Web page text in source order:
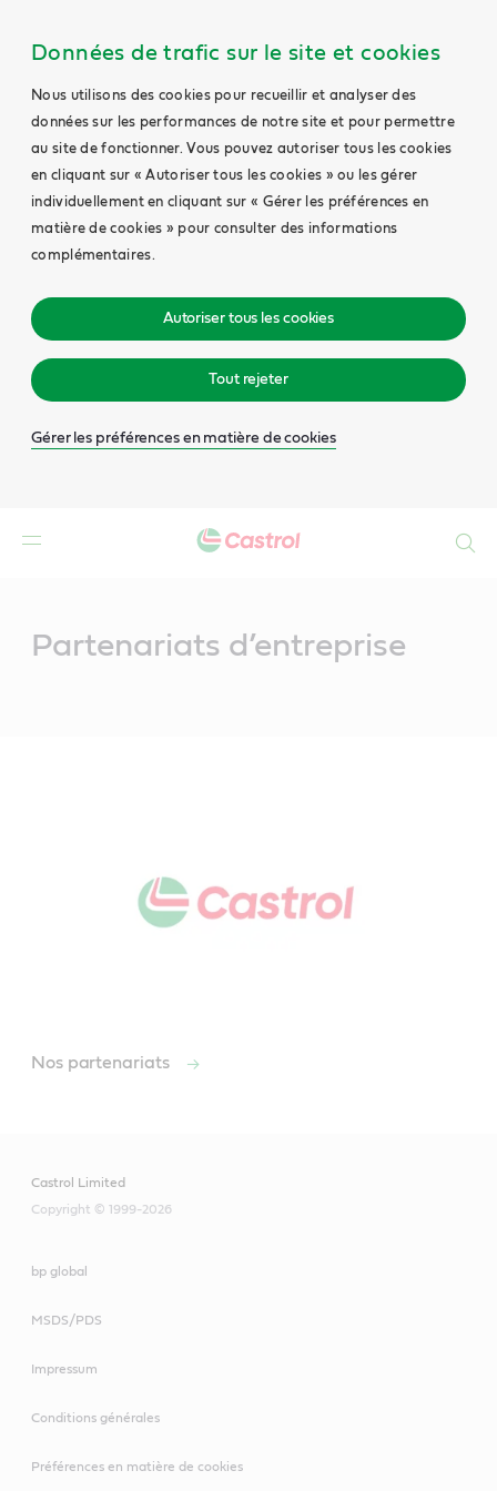
Données de trafic sur le site et cookies
Nous utilisons des cookies pour recueillir et analyser des
données sur les performances de notre site et pour permettre
au site de fonctionner. Vous pouvez autoriser tous les cookies
en cliquant sur « Autoriser tous les cookies » ou les gérer
individuellement en cliquant sur « Gérer les préférences en
matière de cookies » pour consulter des informations
complémentaires.
Autoriser tous les cookies
Tout rejeter
Gérer les préférences en matière de cookies
Partenariats d’entreprise
Nos partenariats
Castrol Limited
Copyright © 1999-2026
bp global
MSDS/PDS
Impressum
Conditions générales
Préférences en matière de cookies